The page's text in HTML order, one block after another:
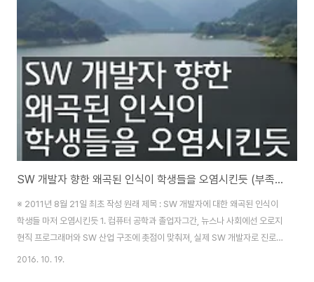
취업. (자바 보름짜리) 1번의 케이스에 해당하는 분은 본인의 꿈을 좇아 과감한
선택을 한 지 얼마 안 된 상태였습니다. 자비로 컴퓨터 공학 전공 교재를 사서
공부를 할 정도로 개발자에 대한 욕심이 큰 분이셨습니다. 얼마 후 그분은 결
혼..
SW 개발자 향한 왜곡된 인식이 학생들을 오염시킨듯 (부족한 고급)
※ 2011년 8월 21일 최초 작성 원래 제목 : SW 개발자에 대한 왜곡된 인식이
학생들 마저 오염시킨듯 1. 컴퓨터 공학과 졸업자그간, 뉴스나 사회에선 오로지
현직 프로그래머와 SW 산업 구조에 촛점이 맞춰져, 실제 SW 개발자로 진로
를 희망하는 학생들에 대한 글을 거의 못 봤습니다. 개인적인 시각이라 다른 분
2016. 10. 19.